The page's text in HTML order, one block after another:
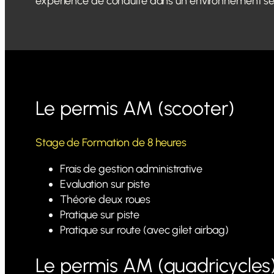
Le permis AM (scooter)
Stage de Formation de 8 heures
Frais de gestion administrative
Evaluation sur piste
Théorie deux roues
Pratique sur piste
Pratique sur route (avec gilet airbag)
Le permis AM